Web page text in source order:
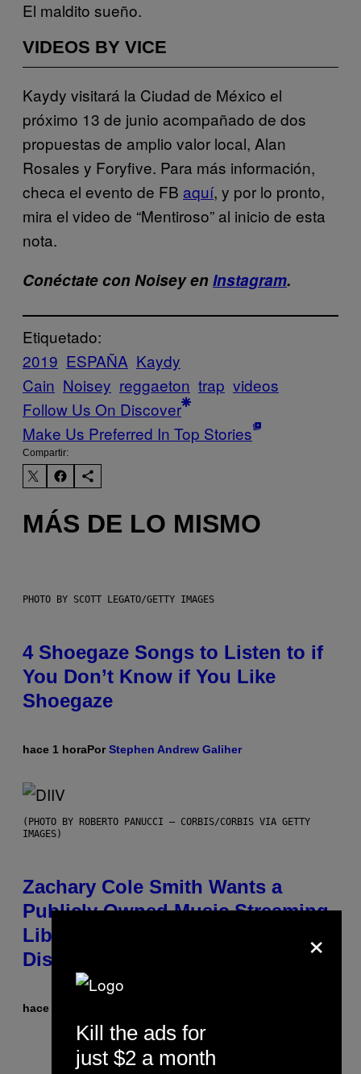
El maldito sueño.
VIDEOS BY VICE
Kaydy visitará la Ciudad de México el
próximo 13 de junio acompañado de dos
propuestas de amplio valor local, Alan
Rosales y Foryfive. Para más información,
checa el evento de FB aquí, y por lo pronto,
mira el video de “Mentiroso” al inicio de esta
nota.
Conéctate con Noisey en Instagram.
Etiquetado:
2019 ESPAÑA Kaydy
Cain Noisey reggaeton trap videos
Follow Us On Discover
Make Us Preferred In Top Stories
Compartir:
MÁS DE LO MISMO
PHOTO BY SCOTT LEGATO/GETTY IMAGES
4 Shoegaze Songs to Listen to if
You Don’t Know if You Like
Shoegaze
hace 1 horaPorStephen Andrew Galiher
(PHOTO BY ROBERTO PANUCCI – CORBIS/CORBIS VIA GETTY
IMAGES)
Zachary Cole Smith Wants a
Publicly Owned Music Streaming
Library Built on Spotify’s
Dismantled Bones
hace 1 hora
×
Kill the ads for
just $2 a month